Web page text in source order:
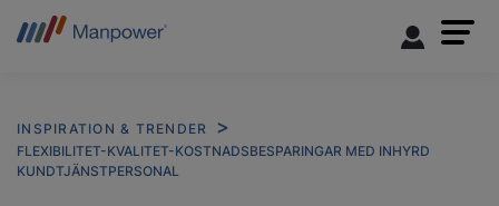
INSPIRATION & TRENDER
FLEXIBILITET-KVALITET-KOSTNADSBESPARINGAR MED INHYRD
KUNDTJÄNSTPERSONAL